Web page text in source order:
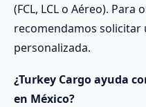
(FCL, LCL o Aéreo).
recomendamos solicitar
personalizada.
¿Turkey Cargo ayuda
en México?